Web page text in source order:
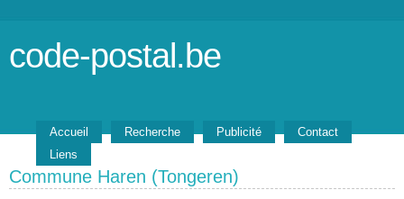
code-postal.be
Accueil Recherche Publicité
Contact
Liens
Commune Haren (Tongeren)